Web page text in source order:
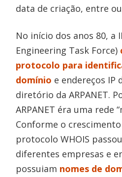
data de criação, entre
No início dos anos 80, a
Engineering Task Force)
protocolo para
domínio e endereços IP
diretório da ARPANET.
ARPANET éra uma rede
Conforme o
protocolo WHOIS
diferentes empresas e
possuiam nomes de